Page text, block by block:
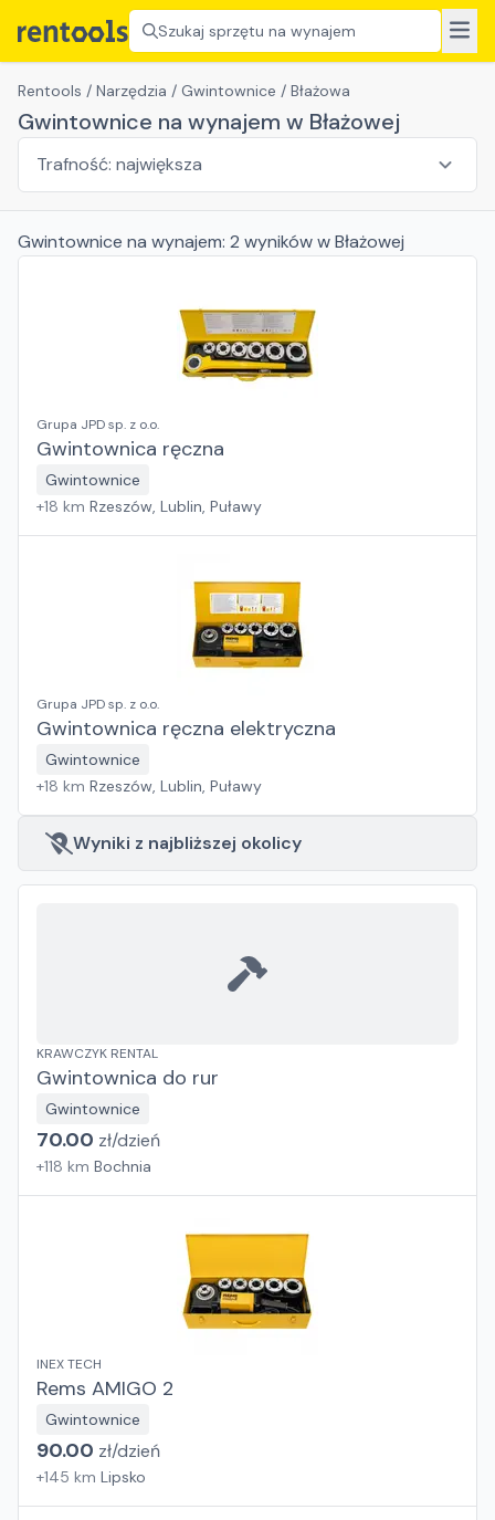
Szukaj sprzętu na wynajem
Rentools / Narzędzia / Gwintownice / Błażowa
Gwintownice na wynajem w Błażowej
Gwintownice na wynajem: 2 wynikóww Błażowej
Grupa JPD sp. z o.o.
Gwintownica ręczna
Gwintownice
+18 km Rzeszów, Lublin, Puławy
Grupa JPD sp. z o.o.
Gwintownica ręczna elektryczna
Gwintownice
+18 km Rzeszów, Lublin, Puławy
Wyniki z najbliższej okolicy
KRAWCZYK RENTAL
Gwintownica do rur
Gwintownice
70.00 zł/dzień
+118 km Bochnia
INEX TECH
Rems AMIGO 2
Gwintownice
90.00 zł/dzień
+145 km Lipsko